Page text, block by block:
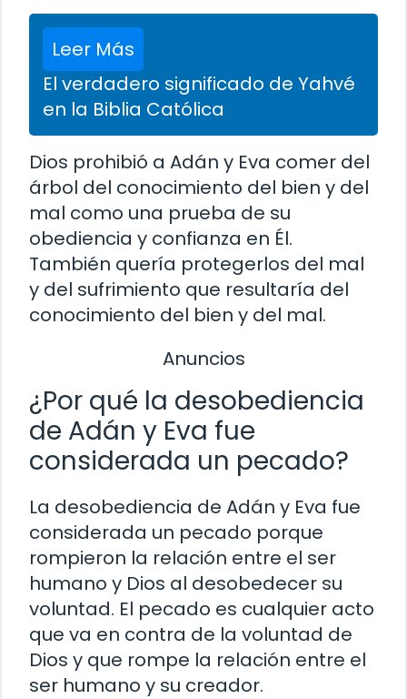
Leer Más
El verdadero significado de Yahvé
en la Biblia Católica
Dios prohibió a Adán y Eva comer del
árbol del conocimiento del bien y del
mal como una prueba de su
obediencia y confianza en Él.
También quería protegerlos del mal
y del sufrimiento que resultaría del
conocimiento del bien y del mal.
Anuncios
¿Por qué la desobediencia
de Adán y Eva fue
considerada un pecado?
La desobediencia de Adán y Eva fue
considerada un pecado porque
rompieron la relación entre el ser
humano y Dios al desobedecer su
voluntad. El pecado es cualquier acto
que va en contra de la voluntad de
Dios y que rompe la relación entre el
ser humano y su creador.